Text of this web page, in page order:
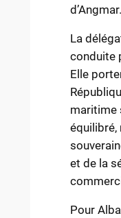
d’Angmar.
La
conduite
Elle
maritime
équilibré,
et de la
Pour